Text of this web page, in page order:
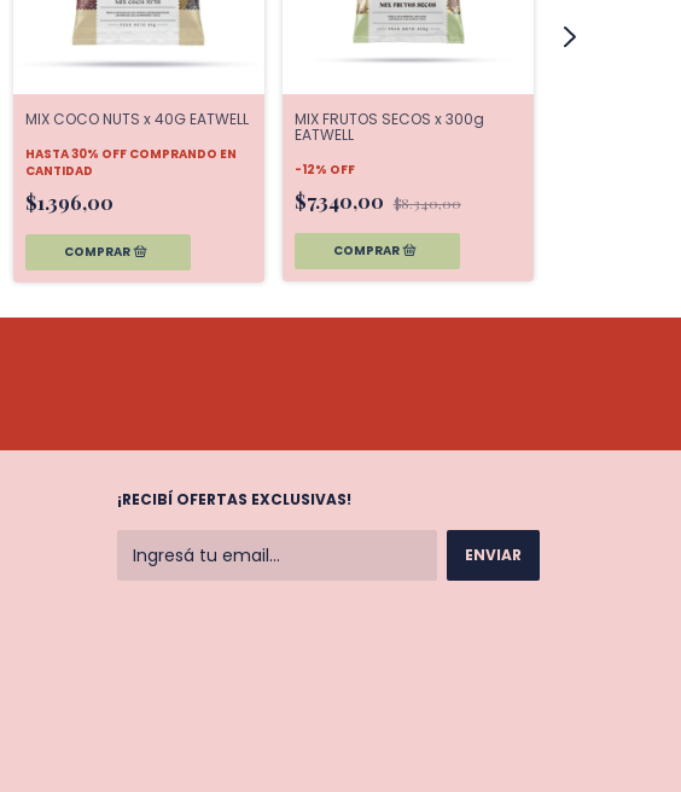
MIX COCO NUTS x 40G EATWELL
HASTA 30% OFF COMPRANDO EN
CANTIDAD
$1.396,00
MIX FRUTOS SECOS x 300g
EATWELL
-12% OFF
$7.340,00 $8.340,00
¡RECIBÍ OFERTAS EXCLUSIVAS!